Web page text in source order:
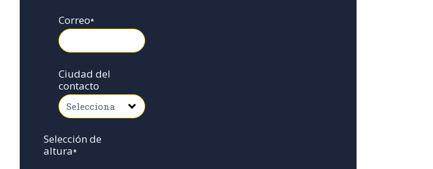
Correo*
Ciudad del
contacto
Selección de
altura*